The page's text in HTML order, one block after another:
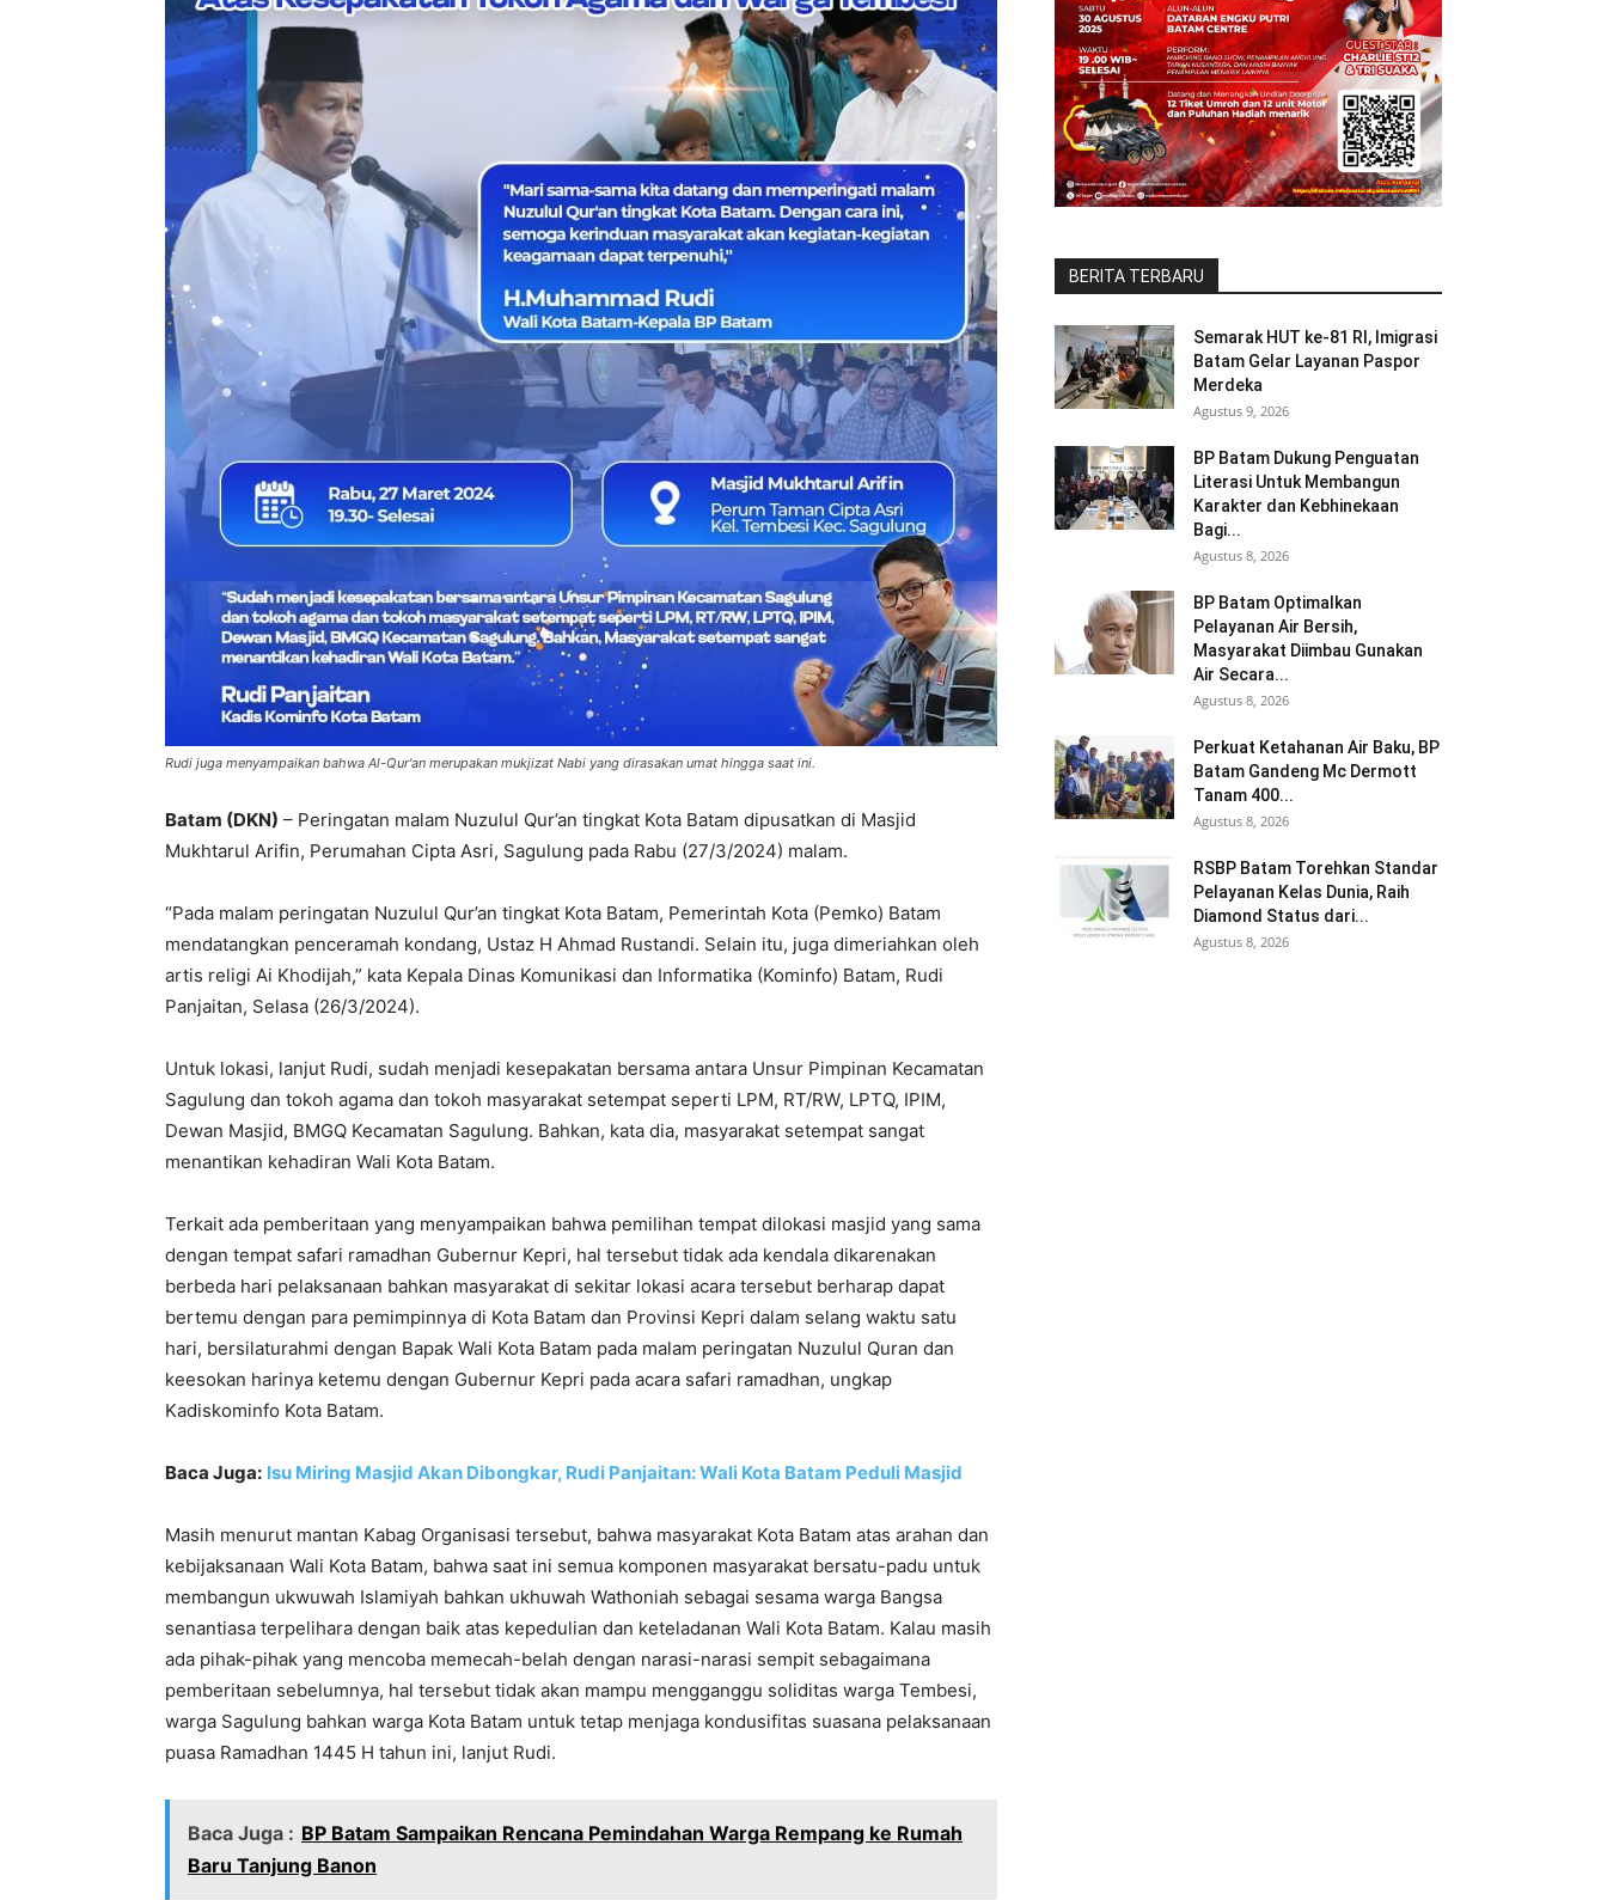
Rudi juga menyampaikan bahwa Al-Qur'an merupakan mukjizat Nabi yang dirasakan umat hingga saat ini.
Batam (DKN) – Peringatan malam Nuzulul Qur’an tingkat Kota Batam dipusatkan di Masjid
Mukhtarul Arifin, Perumahan Cipta Asri, Sagulung pada Rabu (27/3/2024) malam.
“Pada malam peringatan Nuzulul Qur’an tingkat Kota Batam, Pemerintah Kota (Pemko) Batam
mendatangkan penceramah kondang, Ustaz H Ahmad Rustandi. Selain itu, juga dimeriahkan oleh
artis religi Ai Khodijah,” kata Kepala Dinas Komunikasi dan Informatika (Kominfo) Batam, Rudi
Panjaitan, Selasa (26/3/2024).
Untuk lokasi, lanjut Rudi, sudah menjadi kesepakatan bersama antara Unsur Pimpinan Kecamatan
Sagulung dan tokoh agama dan tokoh masyarakat setempat seperti LPM, RT/RW, LPTQ, IPIM,
Dewan Masjid, BMGQ Kecamatan Sagulung. Bahkan, kata dia, masyarakat setempat sangat
menantikan kehadiran Wali Kota Batam.
Terkait ada pemberitaan yang menyampaikan bahwa pemilihan tempat dilokasi masjid yang sama
dengan tempat safari ramadhan Gubernur Kepri, hal tersebut tidak ada kendala dikarenakan
berbeda hari pelaksanaan bahkan masyarakat di sekitar lokasi acara tersebut berharap dapat
bertemu dengan para pemimpinnya di Kota Batam dan Provinsi Kepri dalam selang waktu satu
hari, bersilaturahmi dengan Bapak Wali Kota Batam pada malam peringatan Nuzulul Quran dan
keesokan harinya ketemu dengan Gubernur Kepri pada acara safari ramadhan, ungkap
Kadiskominfo Kota Batam.
Baca Juga: Isu Miring Masjid Akan Dibongkar, Rudi Panjaitan: Wali Kota Batam Peduli Masjid
Masih menurut mantan Kabag Organisasi tersebut, bahwa masyarakat Kota Batam atas arahan dan
kebijaksanaan Wali Kota Batam, bahwa saat ini semua komponen masyarakat bersatu-padu untuk
membangun ukwuwah Islamiyah bahkan ukhuwah Wathoniah sebagai sesama warga Bangsa
senantiasa terpelihara dengan baik atas kepedulian dan keteladanan Wali Kota Batam. Kalau masih
ada pihak-pihak yang mencoba memecah-belah dengan narasi-narasi sempit sebagaimana
pemberitaan sebelumnya, hal tersebut tidak akan mampu mengganggu soliditas warga Tembesi,
warga Sagulung bahkan warga Kota Batam untuk tetap menjaga kondusifitas suasana pelaksanaan
puasa Ramadhan 1445 H tahun ini, lanjut Rudi.
Baca Juga : BP Batam Sampaikan Rencana Pemindahan Warga Rempang ke Rumah
Baru Tanjung Banon
BERITA TERBARU
Semarak HUT ke-81 RI, Imigrasi
Batam Gelar Layanan Paspor
Merdeka
Agustus 9, 2026
BP Batam Dukung Penguatan
Literasi Untuk Membangun
Karakter dan Kebhinekaan
Bagi...
Agustus 8, 2026
BP Batam Optimalkan
Pelayanan Air Bersih,
Masyarakat Diimbau Gunakan
Air Secara...
Agustus 8, 2026
Perkuat Ketahanan Air Baku, BP
Batam Gandeng Mc Dermott
Tanam 400...
Agustus 8, 2026
RSBP Batam Torehkan Standar
Pelayanan Kelas Dunia, Raih
Diamond Status dari...
Agustus 8, 2026